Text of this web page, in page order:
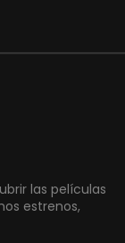
las películas
estrenos,